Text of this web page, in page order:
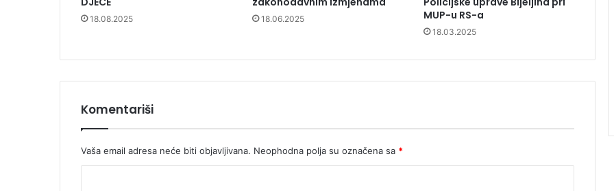
18.08.2025 18.06.2025
MUP-u RS-a
18.03.2025
Komentariši
Vaša email adresa neće biti objavljivana. Neophodna polja su označena sa *